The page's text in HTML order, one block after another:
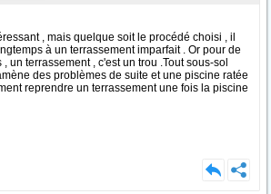
, mais quelque soit le procédé choisi , il
à un terrassement imparfait . Or pour de
un terrassement , c'est un trou .Tout sous-sol
des problèmes de suite et une piscine ratée
reprendre un terrassement une fois la piscine